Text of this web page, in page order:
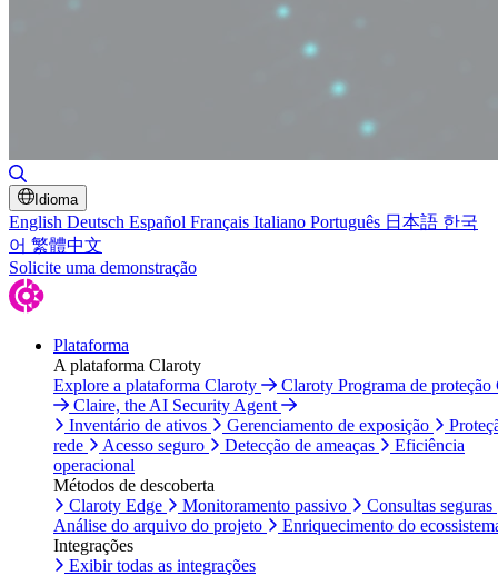
Idioma
English Deutsch Español Français Italiano Português 日本語 한국
어 繁體中文
Solicite uma demonstração
Plataforma
A plataforma Claroty
Explore a plataforma Claroty
Claroty Programa de proteção
Claire, the AI Security Agent
Inventário de ativos
Gerenciamento de exposição
rede
Acesso seguro Detecção de ameaças
Eficiência
operacional
Métodos de descoberta
Claroty Edge
Monitoramento passivo
Consultas seguras
Análise do arquivo do projeto
Enriquecimento do
Integrações
Exibir todas as integrações